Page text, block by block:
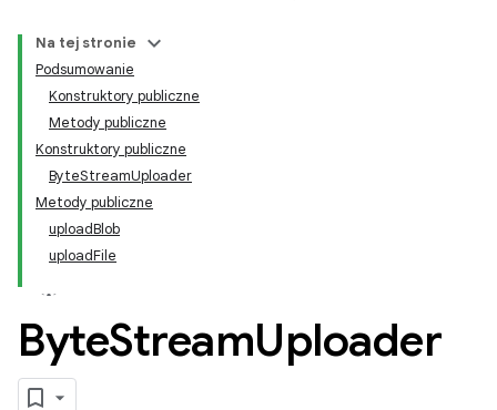
Na tej stronie
Podsumowanie
Konstruktory publiczne
Metody publiczne
Konstruktory publiczne
ByteStreamUploader
Metody publiczne
uploadBlob
uploadFile
ByteStreamUploader